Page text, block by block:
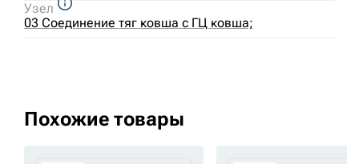
Узел
03 Соединение тяг ковша с ГЦ ковша;
Похожие товары